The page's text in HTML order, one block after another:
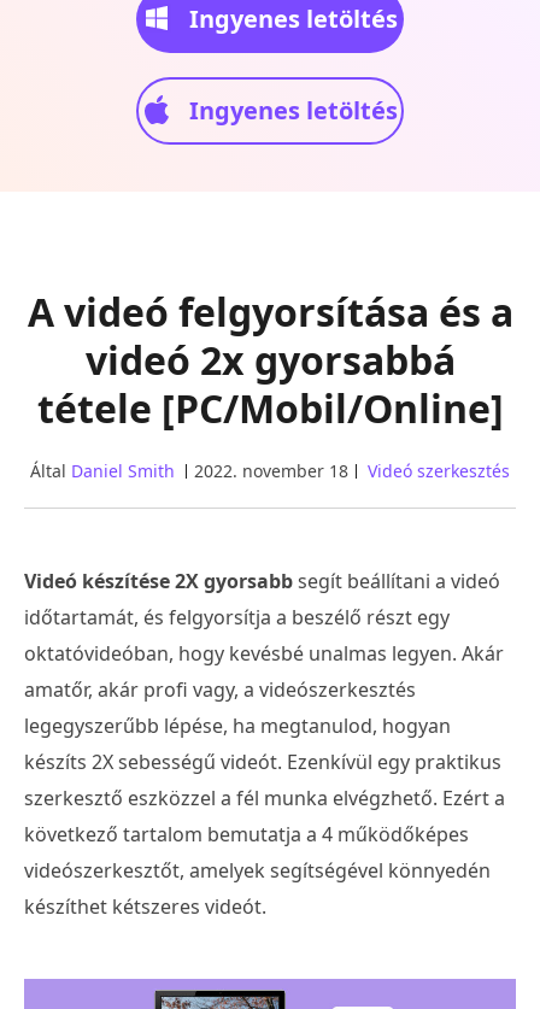
Ingyenes letöltés
Ingyenes letöltés
A videó felgyorsítása és a
videó 2x gyorsabbá
tétele [PC/Mobil/Online]
Által Daniel Smith 2022. november 18 Videó szerkesztés
Videó készítése 2X gyorsabbsegít beállítani a videó
időtartamát, és felgyorsítja a beszélő részt egy
oktatóvideóban, hogy kevésbé unalmas legyen. Akár
amatőr, akár profi vagy, a videószerkesztés
legegyszerűbb lépése, ha megtanulod, hogyan
készíts 2X sebességű videót. Ezenkívül egy praktikus
szerkesztő eszközzel a fél munka elvégzhető. Ezért a
következő tartalom bemutatja a 4 működőképes
videószerkesztőt, amelyek segítségével könnyedén
készíthet kétszeres videót.